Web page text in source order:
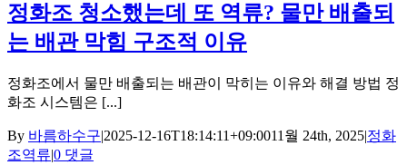
정화조 청소했는데 또 역류? 물만 배출되
는 배관 막힘 구조적 이유
정화조에서 물만 배출되는 배관이 막히는 이유와 해결 방법 정
화조 시스템은 [...]
By 바름하수구|2025-12-16T18:14:11+09:0011월 24th, 2025|정화
조역류|0 댓글